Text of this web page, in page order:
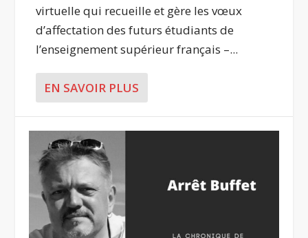
virtuelle qui recueille et gère les vœux
d’affectation des futurs étudiants de
l’enseignement supérieur français –...
EN SAVOIR PLUS